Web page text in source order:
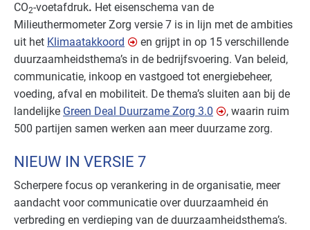
CO2-voetafdruk. Het eisenschema van de
Milieuthermometer Zorg versie 7 is in lijn met de ambities
uit het Klimaatakkoord
en grijpt in op 15 verschillende
duurzaamheidsthema’s in de bedrijfsvoering. Van beleid,
communicatie, inkoop en vastgoed tot energiebeheer,
voeding, afval en mobiliteit. De thema’s sluiten aan bij de
landelijke Green Deal Duurzame Zorg 3.0
, waarin ruim
500 partijen samen werken aan meer duurzame zorg.
NIEUW IN VERSIE 7
Scherpere focus op verankering in de organisatie, meer
aandacht voor communicatie over duurzaamheid én
verbreding en verdieping van de duurzaamheidsthema’s.